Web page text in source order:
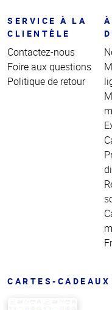
SERVICE À LA
CLIENTÈLE
Contactez-nous
Foire aux questions
Politique de retour
CARTES-CADEAUX